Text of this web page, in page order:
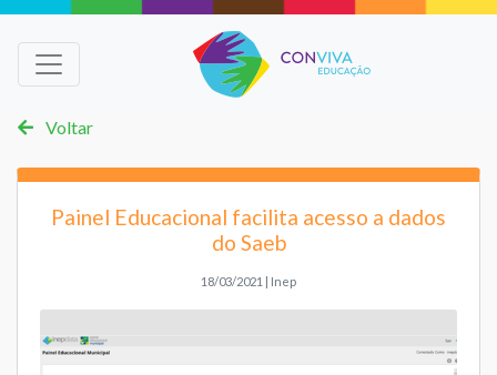
Voltar
Painel Educacional facilita acesso a dados
do Saeb
18/03/2021 | Inep